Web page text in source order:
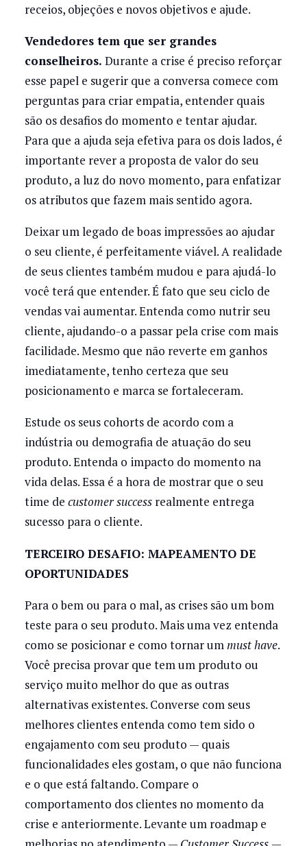
receios, objeções e novos objetivos e ajude.
Vendedores tem que ser grandes
conselheiros. Durante a crise é preciso reforçar
esse papel e sugerir que a conversa comece com
perguntas para criar empatia, entender quais
são os desafios do momento e tentar ajudar.
Para que a ajuda seja efetiva para os dois lados, é
importante rever a proposta de valor do seu
produto, a luz do novo momento, para enfatizar
os atributos que fazem mais sentido agora.
Deixar um legado de boas impressões ao ajudar
o seu cliente, é perfeitamente viável. A realidade
de seus clientes também mudou e para ajudá-lo
você terá que entender. É fato que seu ciclo de
vendas vai aumentar. Entenda como nutrir seu
cliente, ajudando-o a passar pela crise com mais
facilidade. Mesmo que não reverte em ganhos
imediatamente, tenho certeza que seu
posicionamento e marca se fortaleceram.
Estude os seus cohorts de acordo com a
indústria ou demografia de atuação do seu
produto. Entenda o impacto do momento na
vida delas. Essa é a hora de mostrar que o seu
time de customer success realmente entrega
sucesso para o cliente.
TERCEIRO DESAFIO: MAPEAMENTO DE
OPORTUNIDADES
Para o bem ou para o mal, as crises são um bom
teste para o seu produto. Mais uma vez entenda
como se posicionar e como tornar ummust have.
Você precisa provar que tem um produto ou
serviço muito melhor do que as outras
alternativas existentes. Converse com seus
melhores clientes entenda como tem sido o
engajamento com seu produto — quais
funcionalidades eles gostam, o que não funciona
e o que está faltando. Compare o
comportamento dos clientes no momento da
crise e anteriormente. Levante um roadmap e